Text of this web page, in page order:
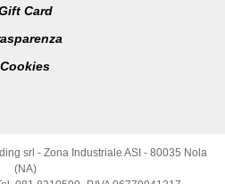
Card
Cookies
srl - Zona Industriale ASI - 80035 Nola
(NA)